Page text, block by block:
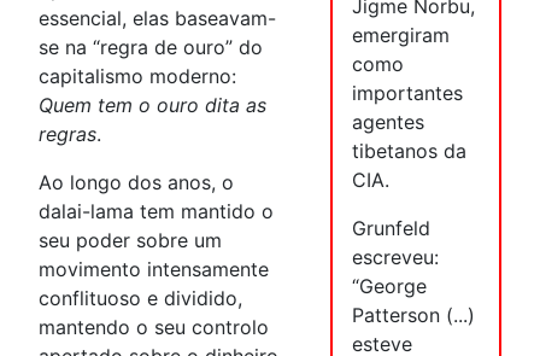
Jigme Norbu,
emergiram
como
importantes
agentes
tibetanos da
CIA.
Grunfeld
escreveu:
“George
Patterson (...)
esteve
essencial, elas baseavam-
se na “regra de ouro” do
capitalismo moderno:
Quem tem o ouro dita as
regras.
Ao longo dos anos, o
dalai-lama tem mantido o
seu poder sobre um
movimento intensamente
conflituoso e dividido,
mantendo o seu controlo